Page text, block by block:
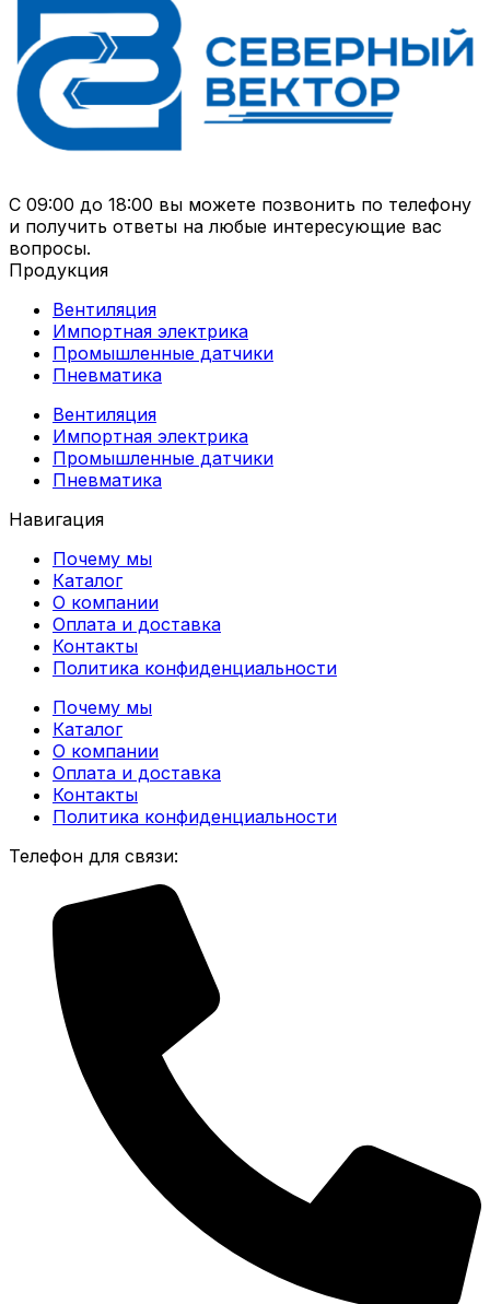
С 09:00 до 18:00 вы можете позвонить по телефону
и получить ответы на любые интересующие вас
вопросы.
Продукция
Вентиляция
Импортная электрика
Промышленные датчики
Пневматика
Вентиляция
Импортная электрика
Промышленные датчики
Пневматика
Навигация
Почему мы
Каталог
О компании
Оплата и доставка
Контакты
Политика конфиденциальности
Почему мы
Каталог
О компании
Оплата и доставка
Контакты
Политика конфиденциальности
Телефон для связи: